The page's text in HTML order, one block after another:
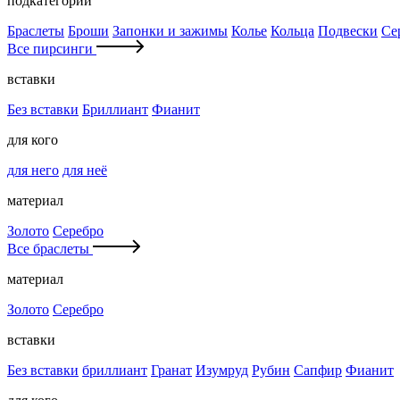
Браслеты Броши Запонки и зажимы Колье Кольца Подвески
Все пирсинги
вставки
Без вставки Бриллиант Фианит
для кого
для него для неё
материал
Золото Серебро
Все браслеты
материал
Золото Серебро
вставки
Без вставки бриллиант Гранат Изумруд Рубин Сапфир Фианит